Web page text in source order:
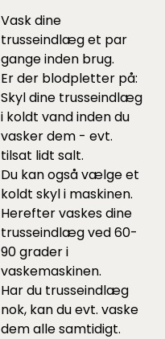
Vask dine
trusseindlæg et par
gange inden brug.
Er der blodpletter på:
Skyl dine trusseindlæg
i koldt vand inden du
vasker dem - evt.
tilsat lidt salt.
Du kan også vælge et
koldt skyl i maskinen.
Herefter vaskes dine
trusseindlæg ved 60-
90 grader i
vaskemaskinen.
Har du trusseindlæg
nok, kan du evt. vaske
dem alle samtidigt.